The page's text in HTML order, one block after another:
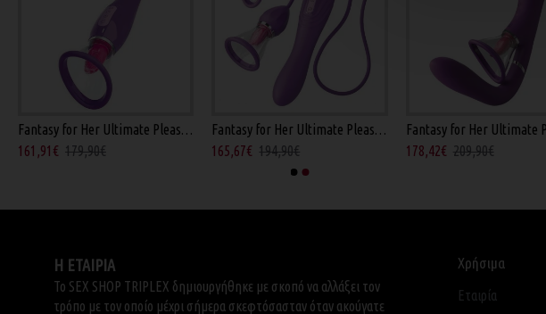
Fantasy for Her Ultimate Pleasure - Μωβ 24.5εκ
161,91€ 179,90€
Fantasy for Her Ultimate Pleasure Max - Μωβ 23εκ
165,67€ 194,90€
178,42€ 209,90€
Η ΕΤΑΙΡΙΑ
Το SEX SHOP TRIPLEX δημιουργήθηκε με σκοπό να αλλάξει τον
τρόπο με τον οποίο μέχρι σήμερα σκεφτόσασταν όταν ακούγατε
Χρήσιμα
Εταιρία